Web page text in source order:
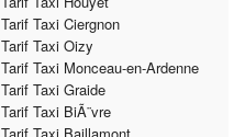
Tarif Taxi Ciergnon
Tarif Taxi Oizy
Tarif Taxi Monceau-en-Ardenne
Tarif Taxi Graide
Tarif Taxi BiÃ¨vre